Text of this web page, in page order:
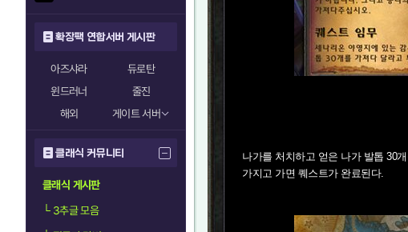
확장팩 연합서버 게시판
아즈샤라
듀로탄
윈드러너
줄진
해외
게이트 서버
클래식 커뮤니티
클래식 게시판
└3추글 모음
나가를 처치하고 얻은 나가 발톱 30
가지고 가면 퀘스트가 완료된다.